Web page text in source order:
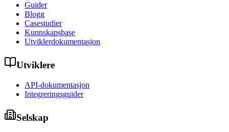
Guider
Blogg
Casestudier
Kunnskapsbase
Utviklerdokumentasjon
Utviklere
API-dokumentasjon
Integreringsguider
Selskap